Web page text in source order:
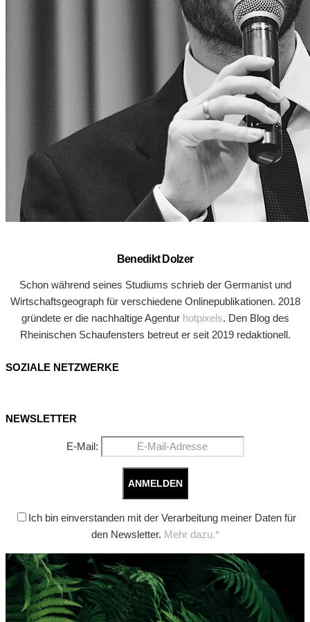
Benedikt Dolzer
Schon während seines Studiums schrieb der Germanist und
Wirtschaftsgeograph für verschiedene Onlinepublikationen. 2018
gründete er die nachhaltige Agentur hotpixels. Den Blog des
Rheinischen Schaufensters betreut er seit 2019 redaktionell.
SOZIALE NETZWERKE
NEWSLETTER
E-Mail:
Ich bin einverstanden mit der Verarbeitung meiner Daten für
den Newsletter. Mehr dazu.*